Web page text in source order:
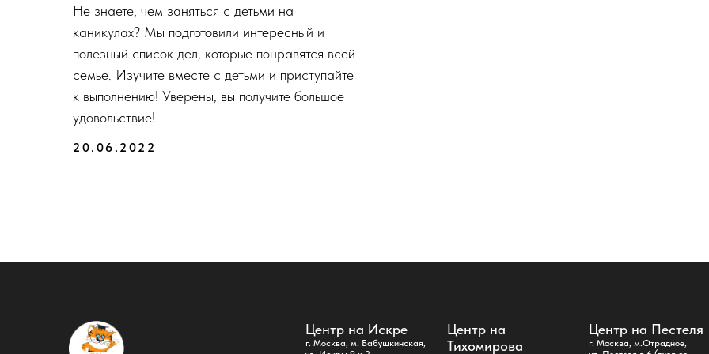
Не знаете, чем заняться с детьми на
каникулах? Мы подготовили интересный и
полезный список дел, которые понравятся всей
семье. Изучите вместе с детьми и приступайте
к выполнению! Уверены, вы получите большое
удовольствие!
20.06.2022
Центр на Искре
г. Москва, м. Бабушкинская,
Центр на
Тихомирова
Центр на Пестеля
г. Москва, м.Отрадное,